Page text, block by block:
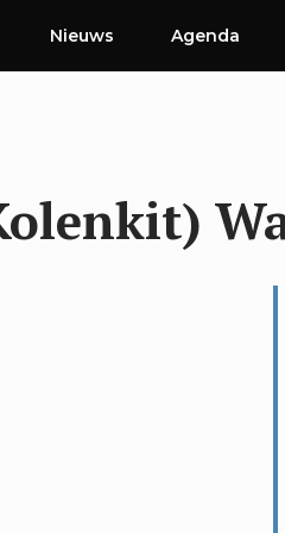
Nieuws Agenda